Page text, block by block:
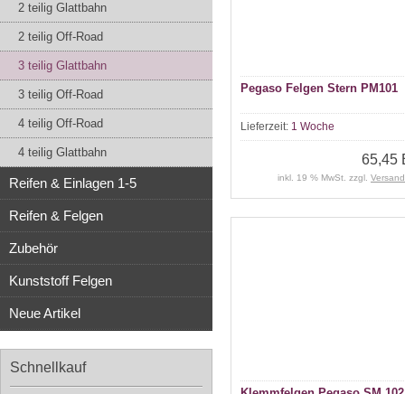
2 teilig Glattbahn
2 teilig Off-Road
3 teilig Glattbahn
3 teilig Off-Road
4 teilig Off-Road
4 teilig Glattbahn
Reifen & Einlagen 1-5
Reifen & Felgen
Zubehör
Kunststoff Felgen
Neue Artikel
Schnellkauf
Pegaso Felgen Stern PM101
Lieferzeit: 1 Woche
65,45
inkl. 19 % MwSt. zzgl.